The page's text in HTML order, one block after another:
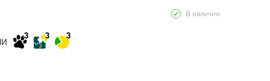
В наличии